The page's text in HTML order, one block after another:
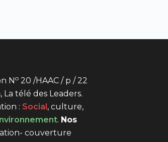
No 20 /HAAC / p / 22
La télé des Leaders.
: Social , culture,
. Nos
couverture